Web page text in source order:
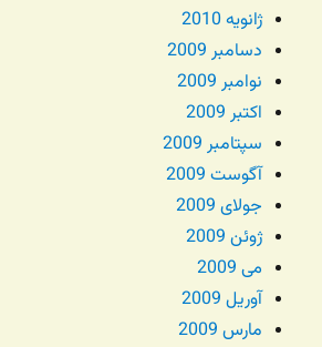
ژانویه 2010
دسامبر 2009
نوامبر 2009
اکتبر 2009
سپتامبر 2009
آگوست 2009
جولای 2009
ژوئن 2009
می 2009
آوریل 2009
مارس 2009